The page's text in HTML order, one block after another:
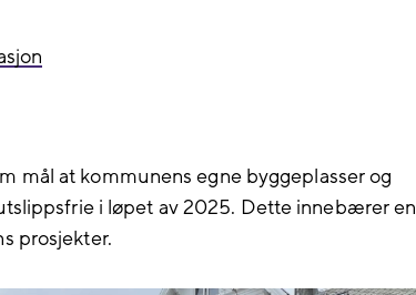
mål at kommunens egne byggeplasser og
i løpet av 2025. Dette innebærer en
prosjekter.